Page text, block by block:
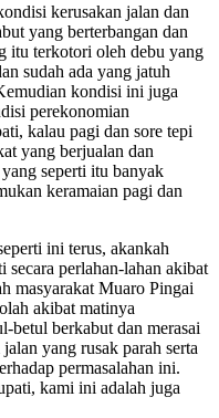
kerusakan jalan dan
yang berterbangan dan
itu terkotori oleh debu yang
sudah ada yang jatuh
kondisi ini juga
perekonomian
kalau pagi dan sore tepi
yang berjualan dan
seperti itu banyak
keramaian pagi dan
ini terus, akankah
perlahan-lahan akibat
masyarakat Muaro Pingai
akibat matinya
betul berkabut dan merasai
yang rusak parah serta
permasalahan ini.
kami ini adalah juga